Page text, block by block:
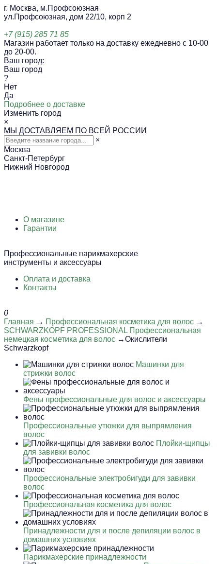
г. Москва, м.Профсоюзная
ул.Профсоюзная, дом 22/10, корп 2
+7 (915) 285 71 85
Магазин работает только на доставку ежедневно с 10-00
до 20-00.
Ваш город:
Ваш город
?
Нет
Да
Подробнее о доставке
Изменить город
×
МЫ ДОСТАВЛЯЕМ ПО ВСЕЙ РОССИИ
×
Москва
Санкт-Петербург
Нижний Новгород
О магазине
Гарантии
Профессиональные парикмахерские
инструменты и аксессуары
Оплата и доставка
Контакты
0
Главная → Профессиональная косметика для волос →
SCHWARZKOPF PROFESSIONAL Профессиональная
немецкая косметика для волос →Окислители
Schwarzkopf
Машинки для
стрижки волос
Фены профессиональные для волос и аксессуары
Профессиональные утюжки для выпрямления
волос
Плойки-щипцы
для завивки волос
Профессиональные электробигуди для завивки
волос
Профессиональная косметика для волос
Принадлежности для и после депиляции волос в
домашних условиях
Парикмахерские принадлежности